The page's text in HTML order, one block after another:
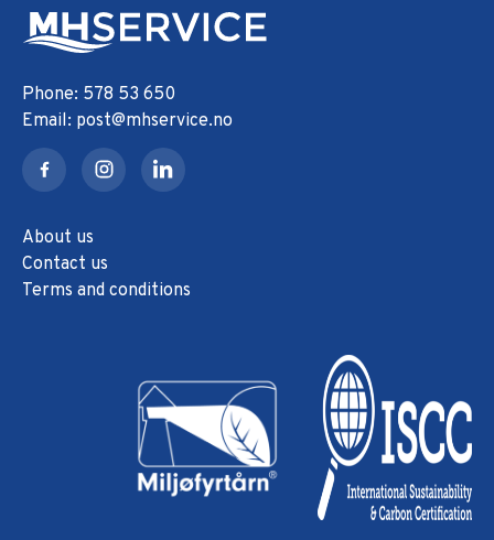
578 53 650
post@mhservice.no
About us
Contact us
Terms and conditions